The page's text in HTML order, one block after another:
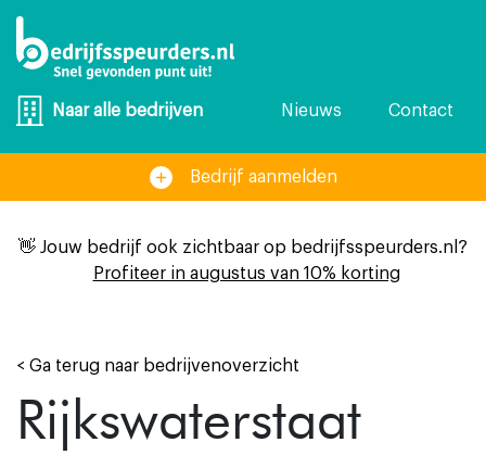
Naar alle bedrijven Nieuws Contact
Bedrijf aanmelden
👋 Jouw bedrijf ook zichtbaar op bedrijfsspeurders.nl?
Profiteer in augustus van 10% korting
< Ga terug naar bedrijvenoverzicht
Rijkswaterstaat